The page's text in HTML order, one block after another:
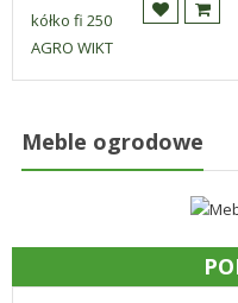
Meble ogrodowe